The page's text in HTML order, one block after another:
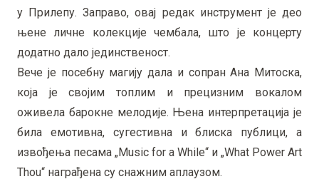
у Прилепу. Заправо, овај редак инструмент је део
њене личне колекције чембала, што је концерту
додатно дало јединственост.
Вече је посебну магију дала и сопран Ана Митоска,
која је својим топлим и прецизним вокалом
оживела барокне мелодије. Њена интерпретација је
била емотивна, сугестивна и блиска публици, а
извођења песама „Music for a While“ и „What Power Art
Thou“ награђена су снажним аплаузом.